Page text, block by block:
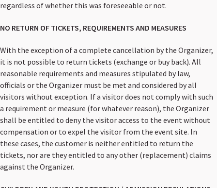
regardless of whether this was foreseeable or not.
NO RETURN OF TICKETS, REQUIREMENTS AND MEASURES
With the exception of a complete cancellation by the Organizer,
it is not possible to return tickets (exchange or buy back). All
reasonable requirements and measures stipulated by law,
officials or the Organizer must be met and considered by all
visitors without exception. If a visitor does not comply with such
a requirement or measure (for whatever reason), the Organizer
shall be entitled to deny the visitor access to the event without
compensation or to expel the visitor from the event site. In
these cases, the customer is neither entitled to return the
tickets, nor are they entitled to any other (replacement) claims
against the Organizer.